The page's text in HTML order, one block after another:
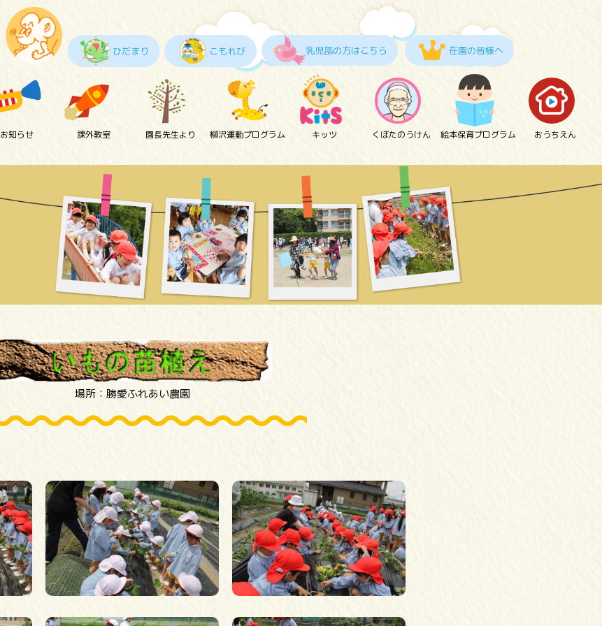
ひだまり こもれび 乳児部の方はこちら 在園の皆様へ
お知らせ 課外教室 園長先生より 柳沢運動プログラム キッツ くぼたのうけん 絵本保育プログラム おうちえん
場所：勝愛ふれあい農園